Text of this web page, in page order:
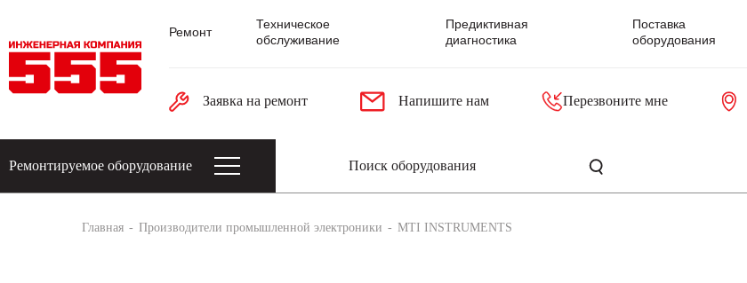
Ремонт
Техническое
обслуживание
Предиктивная
диагностика
Поставка
оборудования
Заявка на ремонт Напишите нам Перезвоните мне
Ремонтируемое оборудование
Главная Производители промышленной электроники MTI INSTRUMENTS